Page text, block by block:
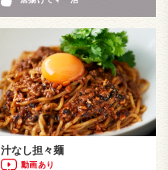
汁なし担々麺
動画あり